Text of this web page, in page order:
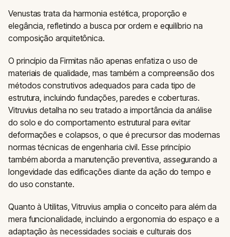
Venustas trata da harmonia estética, proporção e
elegância, refletindo a busca por ordem e equilíbrio na
composição arquitetônica.
O princípio da Firmitas não apenas enfatiza o uso de
materiais de qualidade, mas também a compreensão dos
métodos construtivos adequados para cada tipo de
estrutura, incluindo fundações, paredes e coberturas.
Vitruvius detalha no seu tratado a importância da análise
do solo e do comportamento estrutural para evitar
deformações e colapsos, o que é precursor das modernas
normas técnicas de engenharia civil. Esse princípio
também aborda a manutenção preventiva, assegurando a
longevidade das edificações diante da ação do tempo e
do uso constante.
Quanto à Utilitas, Vitruvius amplia o conceito para além da
mera funcionalidade, incluindo a ergonomia do espaço e a
adaptação às necessidades sociais e culturais dos